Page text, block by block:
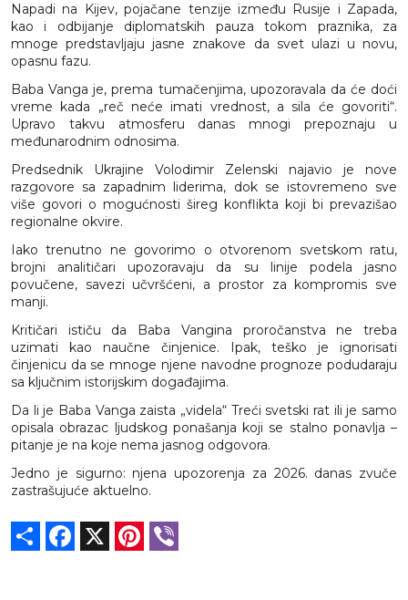
Napadi na Kijev, pojačane tenzije između Rusije i Zapada,
kao i odbijanje diplomatskih pauza tokom praznika, za
mnoge predstavljaju jasne znakove da svet ulazi u novu,
opasnu fazu.
Baba Vanga je, prema tumačenjima, upozoravala da će doći
vreme kada „reč neće imati vrednost, a sila će govoriti“.
Upravo takvu atmosferu danas mnogi prepoznaju u
međunarodnim odnosima.
Predsednik Ukrajine Volodimir Zelenski najavio je nove
razgovore sa zapadnim liderima, dok se istovremeno sve
više govori o mogućnosti šireg konflikta koji bi prevazišao
regionalne okvire.
Iako trenutno ne govorimo o otvorenom svetskom ratu,
brojni analitičari upozoravaju da su linije podela jasno
povučene, savezi učvršćeni, a prostor za kompromis sve
manji.
Kritičari ističu da Baba Vangina proročanstva ne treba
uzimati kao naučne činjenice. Ipak, teško je ignorisati
činjenicu da se mnoge njene navodne prognoze podudaraju
sa ključnim istorijskim događajima.
Da li je Baba Vanga zaista „videla“ Treći svetski rat ili je samo
opisala obrazac ljudskog ponašanja koji se stalno ponavlja –
pitanje je na koje nema jasnog odgovora.
Jedno je sigurno: njena upozorenja za 2026. danas zvuče
zastrašujuće aktuelno.
Share Facebook Pinterest